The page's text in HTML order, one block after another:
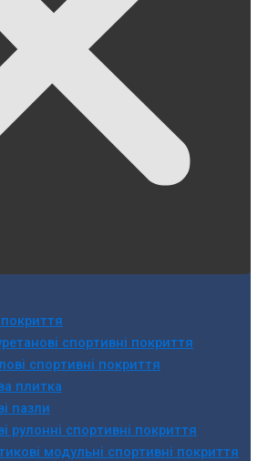
спортивні покриття
спортивні покриття
плитка
пазли
рулонні спортивні покриття
модульні спортивні покриття